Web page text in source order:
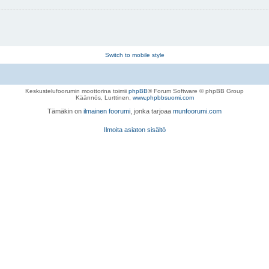
Switch to mobile style
Keskustelufoorumin moottorina toimii phpBB® Forum Software © phpBB Group
Käännös, Lurttinen, www.phpbbsuomi.com
Tämäkin on ilmainen foorumi , jonka tarjoaa munfoorumi.com
Ilmoita asiaton sisältö